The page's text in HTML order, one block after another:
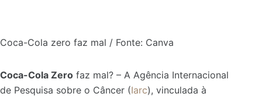
Coca-Cola zero faz mal / Fonte: Canva
Coca-Cola Zero faz mal? – A Agência Internacional
de Pesquisa sobre o Câncer (Iarc), vinculada à